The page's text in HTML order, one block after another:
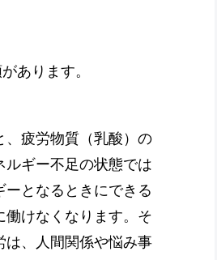
あります。
、疲労物質（乳酸）の
ギー不足の状態では
となるときにできる
けなくなります。そ
は、人間関係や悩み事